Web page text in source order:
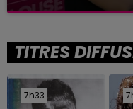
TITRES
7h33
7h33